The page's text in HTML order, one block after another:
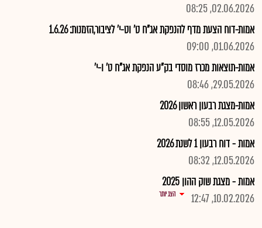
02.06.2026, 08:25
אמות-דוח הצעת מדף להנפקת אג"ח ט' וט-י' לציבור,הזמנות: 1.6.26
01.06.2026, 09:00
אמות-תוצאות מכרז מוסדי בק"ע הנפקת אג"ח ט' ו-י'
29.05.2026, 08:46
אמות-מצגת רבעון ראשון 2026
12.05.2026, 08:55
אמות - דוח רבעון 1 לשנת 2026
12.05.2026, 08:32
אמות - מצגת שוק ההון 2025
10.02.2026, 12:47
הצג יותר